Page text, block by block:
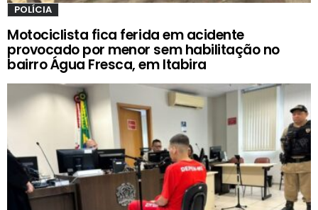
POLÍCIA
Motociclista fica ferida em acidente
provocado por menor sem habilitação no
bairro Água Fresca, em Itabira